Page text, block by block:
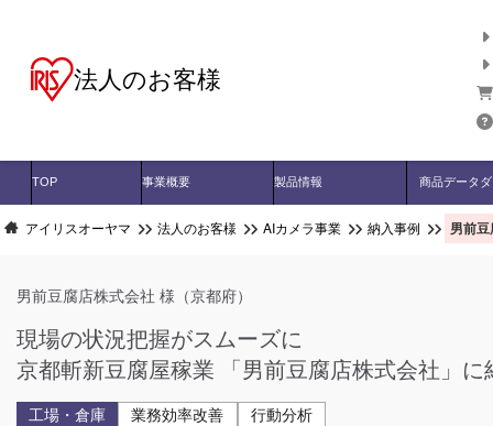
法人のお客様
TOP 事業概要 製品情報 商品データ
アイリスオーヤマ 法人のお客様 AIカメラ事業 納入事例 男前
男前豆腐店株式会社 様（京都府）
現場の状況把握がスムーズに
京都斬新豆腐屋稼業 「男前豆腐店株式会社」に
工場・倉庫 業務効率改善 行動分析